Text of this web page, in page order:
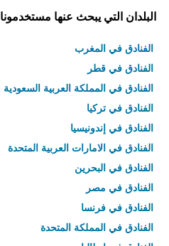
البلدان التي يبحث عنها مستخدمونا
الفنادق في المغرب
الفنادق في قطر
الفنادق في المملكة العربية السعودية
الفنادق في تركيا
الفنادق في إندونيسيا
الفنادق في الامارات العربية المتحدة
الفنادق في البحرين
الفنادق في مصر
الفنادق في فرنسا
الفنادق في المملكة المتحدة